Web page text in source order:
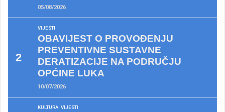
05/08/2026
VIJESTI
OBAVIJEST O PROVOĐENJU
PREVENTIVNE SUSTAVNE
DERATIZACIJE NA PODRUČJU
OPĆINE LUKA
10/07/2026
KULTURA VIJESTI